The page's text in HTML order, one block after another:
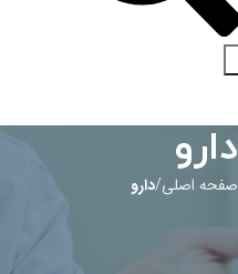
دارو
صفحه اصلی دارو
اطلاعات جامع داروها و